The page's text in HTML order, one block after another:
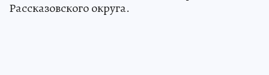
Рассказовского округа.